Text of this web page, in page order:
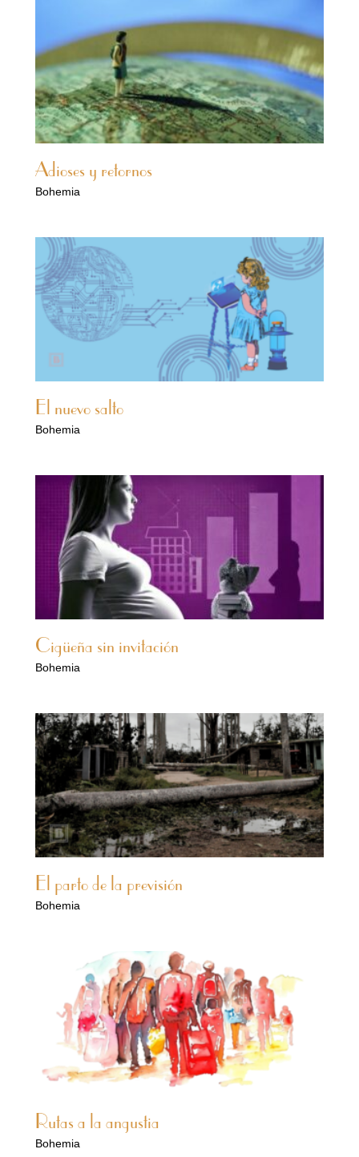
Adioses y retornos
Bohemia
El nuevo salto
Bohemia
Cigüeña sin invitación
Bohemia
El parto de la previsión
Bohemia
Rutas a la angustia
Bohemia